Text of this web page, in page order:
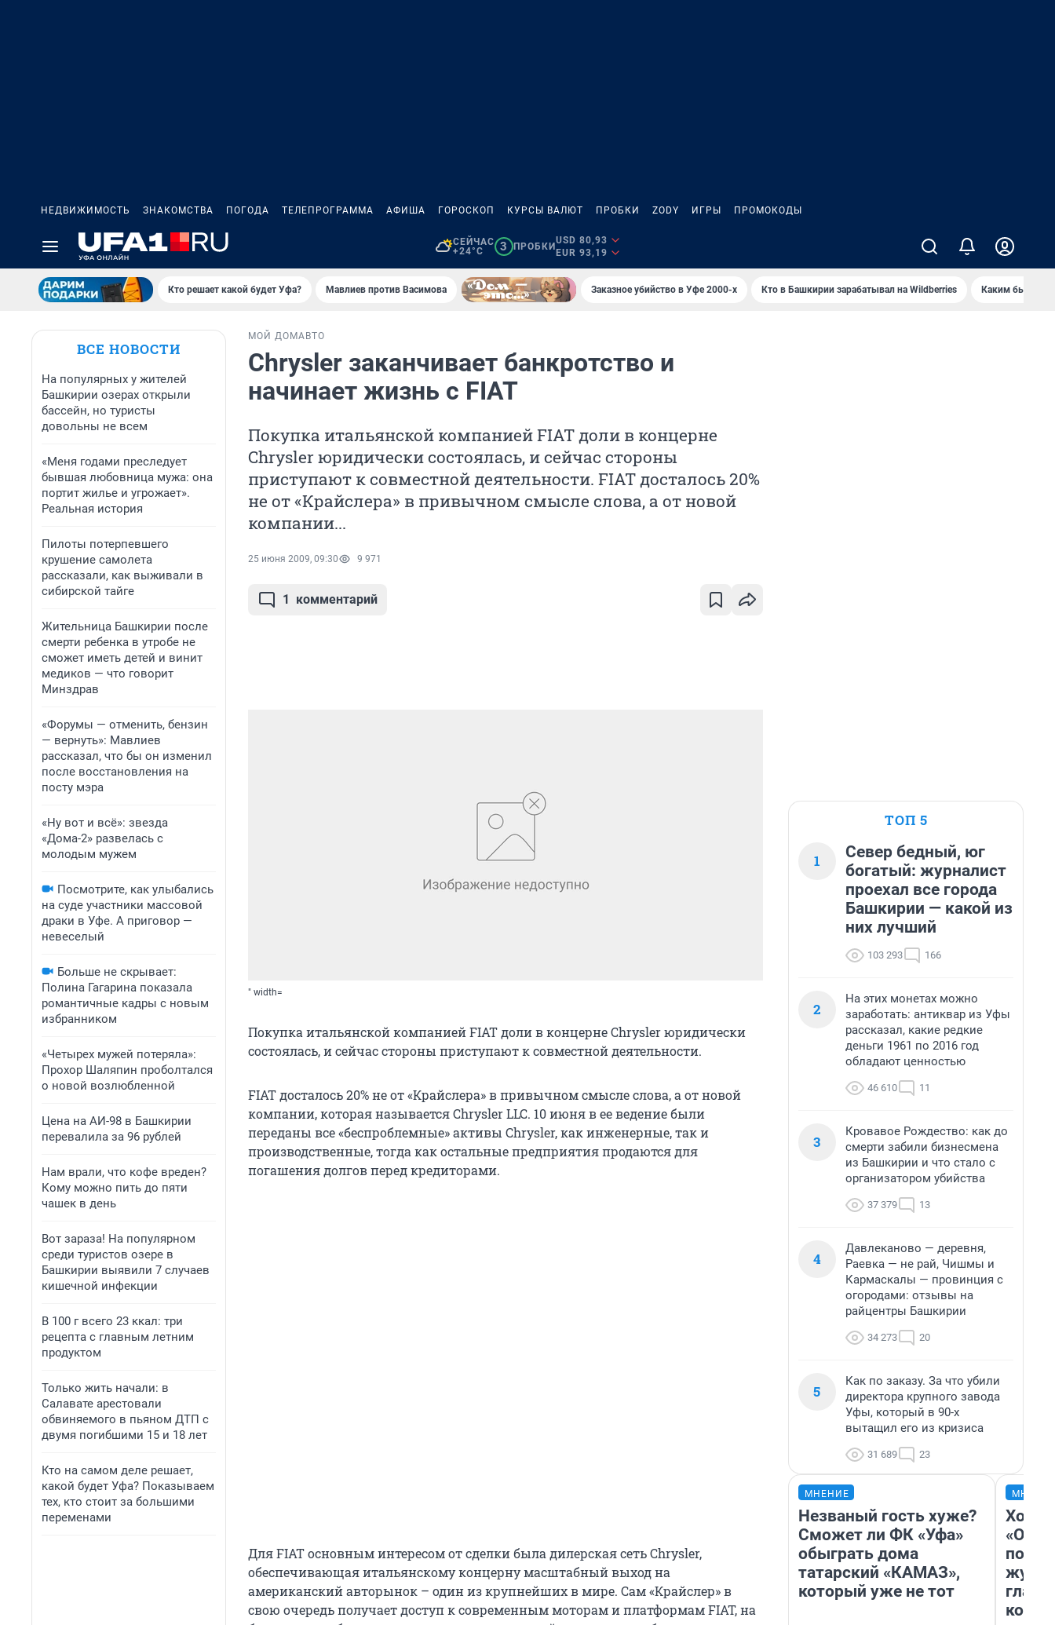
НЕДВИЖИМОСТЬ ЗНАКОМСТВА ПОГОДА ТЕЛЕПРОГРАММА АФИША ГОРОСКОП КУРСЫ ВАЛЮТ ПРОБКИ ZODY ИГРЫ ПРОМОКОДЫ
СЕЙЧАС
+24°C
3 ПРОБКИ
USD 80,93
EUR 93,19
Кто решает какой будет Уфа? Мавлиев против Васимова Заказное убийство в Уфе 2000-х Кто в Башкирии зарабатывал на Wildberries Каким было
ВСЕ НОВОСТИ
На популярных у жителей
Башкирии озерах открыли
бассейн, но туристы
довольны не всем
«Меня годами преследует
бывшая любовница мужа: она
портит жилье и угрожает».
Реальная история
Пилоты потерпевшего
крушение самолета
рассказали, как выживали в
сибирской тайге
Жительница Башкирии после
смерти ребенка в утробе не
сможет иметь детей и винит
медиков — что говорит
Минздрав
«Форумы — отменить, бензин
— вернуть»: Мавлиев
рассказал, что бы он изменил
после восстановления на
посту мэра
«Ну вот и всё»: звезда
«Дома-2» развелась с
молодым мужем
Посмотрите, как улыбались
на суде участники массовой
драки в Уфе. А приговор —
невеселый
Больше не скрывает:
Полина Гагарина показала
романтичные кадры с новым
избранником
«Четырех мужей потеряла»:
Прохор Шаляпин проболтался
о новой возлюбленной
Цена на АИ-98 в Башкирии
перевалила за 96 рублей
Нам врали, что кофе вреден?
Кому можно пить до пяти
чашек в день
Вот зараза! На популярном
среди туристов озере в
Башкирии выявили 7 случаев
кишечной инфекции
В 100 г всего 23 ккал: три
рецепта с главным летним
продуктом
Только жить начали: в
Салавате арестовали
обвиняемого в пьяном ДТП с
двумя погибшими 15 и 18 лет
Кто на самом деле решает,
какой будет Уфа? Показываем
тех, кто стоит за большими
переменами
МОЙ ДОМАВТО
Chrysler заканчивает банкротство и
начинает жизнь с FIAT
Покупка итальянской компанией FIAT доли в концерне
Chrysler юридически состоялась, и сейчас стороны
приступают к совместной деятельности. FIAT досталось 20%
не от «Крайслера» в привычном смысле слова, а от новой
компании...
25 июня 2009, 09:30 9 971
1 комментарий
" width=
Покупка итальянской компанией FIAT доли в концерне Chrysler юридически
состоялась, и сейчас стороны приступают к совместной деятельности.
FIAT досталось 20% не от «Крайслера» в привычном смысле слова, а от новой
компании, которая называется Chrysler LLC. 10 июня в ее ведение были
переданы все «беспроблемные» активы Chrysler, как инженерные, так и
производственные, тогда как остальные предприятия продаются для
погашения долгов перед кредиторами.
Для FIAT основным интересом от сделки была дилерская сеть Chrysler,
обеспечивающая итальянскому концерну масштабный выход на
американский авторынок – один из крупнейших в мире. Сам «Крайслер» в
свою очередь получает доступ к современным моторам и платформам FIAT, на
ТОП 5
1
Север бедный, юг
богатый: журналист
проехал все города
Башкирии — какой из
них лучший
103 293 166
2
На этих монетах можно
заработать: антиквар из Уфы
рассказал, какие редкие
деньги 1961 по 2016 год
обладают ценностью
46 610 11
3
Кровавое Рождество: как до
смерти забили бизнесмена
из Башкирии и что стало с
организатором убийства
37 379 13
4
Давлеканово — деревня,
Раевка — не рай, Чишмы и
Кармаскалы — провинция с
огородами: отзывы на
райцентры Башкирии
34 273 20
5
Как по заказу. За что убили
директора крупного завода
Уфы, который в 90-х
вытащил его из кризиса
31 689 23
МНЕНИЕ
Незваный гость хуже?
Сможет ли ФК «Уфа»
обыграть дома
татарский «КАМАЗ»,
который уже не тот
Хоть